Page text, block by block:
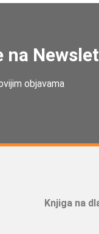
na
objavama
Knjiga na